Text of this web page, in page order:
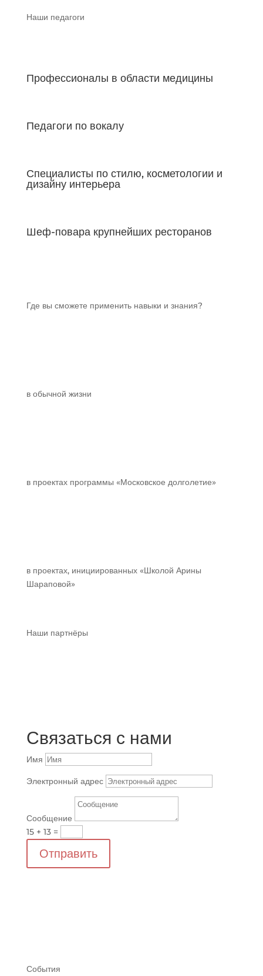
Наши педагоги
Профессионалы в области медицины
Педагоги по вокалу
Специалисты по стилю, косметологии и
дизайну интерьера
Шеф-повара крупнейших ресторанов
Где вы сможете применить навыки и знания?
в обычной жизни
в проектах программы «Московское долголетие»
в проектах, инициированных «Школой Арины
Шараповой»
Наши партнёры
Связаться с нами
Имя
Электронный адрес
Сообщение
15 + 13=
Отправить
События